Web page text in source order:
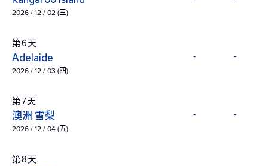
2026 / 12 / 02 (三)
第6天
Adelaide
2026 / 12 / 03 (四)
- -
第7天
澳洲 雪梨
2026 / 12 / 04 (五)
- -
第8天